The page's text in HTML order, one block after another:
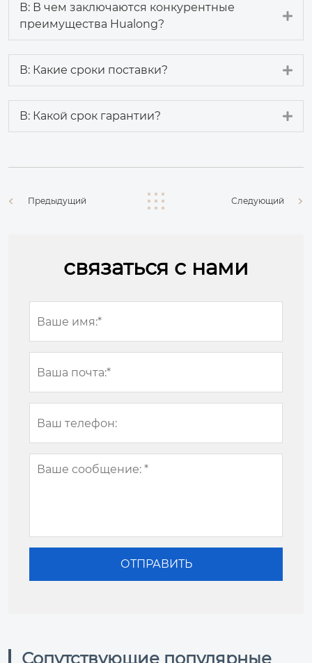
В: В чем заключаются конкурентные
преимущества Hualong?
В: Какие сроки поставки?
В: Какой срок гарантии?
Предыдущий Следующий
связаться с нами
Сопутствующие популярные